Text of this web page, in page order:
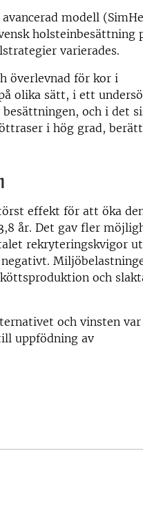
modell
holsteinbesättning
varierades.
överlevnad för kor i
olika sätt, i ett
och i det
i hög grad,
effekt för att öka
år. Det gav fler
rekryteringskvigor
och
och vinsten
uppfödning av